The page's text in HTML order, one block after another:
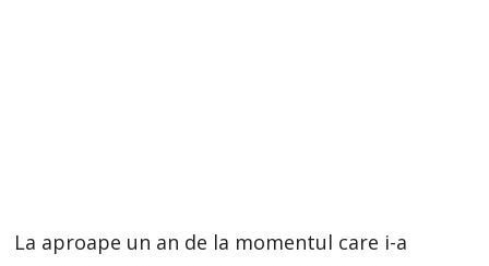
La aproape un an de la momentul care i-a